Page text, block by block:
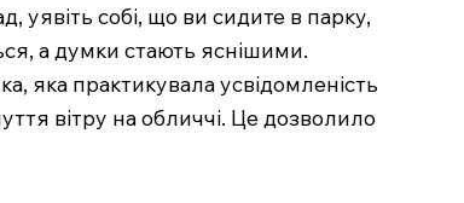
уявіть собі, що ви сидите в парку,
а думки стають яснішими.
яка практикувала усвідомленість
вітру на обличчі. Це дозволило